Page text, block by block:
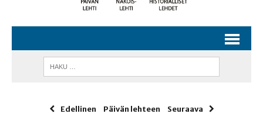
Edellinen Päivän lehteen Seuraava